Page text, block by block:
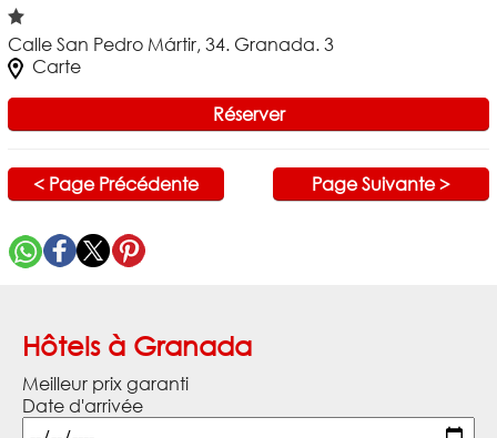
Calle San Pedro Mártir, 34. Granada. 3
Carte
Réserver
< Page Précédente Page Suivante >
Hôtels à Granada
Meilleur prix garanti
Date d'arrivée